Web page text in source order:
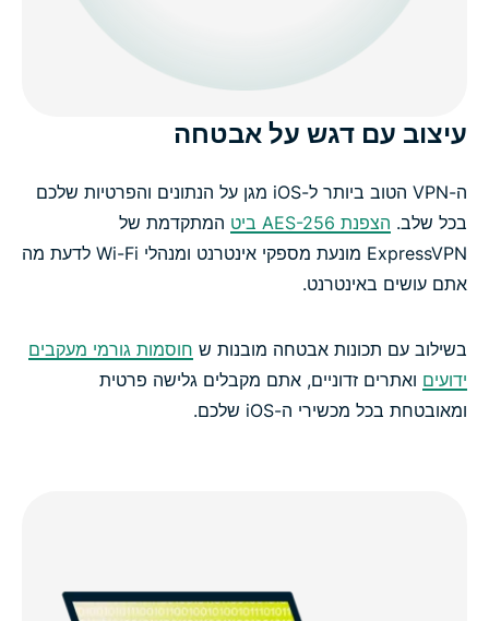
עיצוב עם דגש על אבטחה
ה-VPN הטוב ביותר ל-iOS מגן על הנתונים והפרטיות שלכם
בכל שלב. הצפנת AES-256 ביט
המתקדמת של
ExpressVPN מונעת מספקי אינטרנט ומנהלי Wi-Fi לדעת מה
אתם עושים באינטרנט.
בשילוב עם תכונות אבטחה מובנות ש חוסמות גורמי מעקבים
ידועים ואתרים זדוניים, אתם מקבלים גלישה פרטית
ומאובטחת בכל מכשירי ה-iOS שלכם.